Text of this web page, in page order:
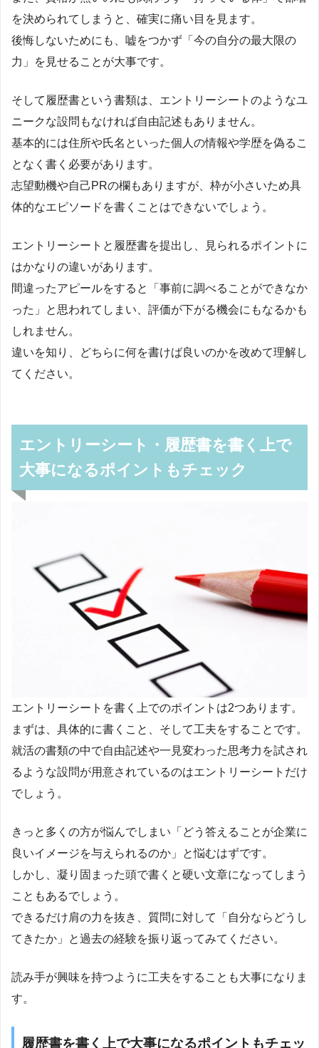
を決められてしまうと、確実に痛い目を見ます。
後悔しないためにも、嘘をつかず「今の自分の最大限の
力」を見せることが大事です。
そして履歴書という書類は、エントリーシートのようなユ
ニークな設問もなければ自由記述もありません。
基本的には住所や氏名といった個人の情報や学歴を偽るこ
となく書く必要があります。
志望動機や自己PRの欄もありますが、枠が小さいため具
体的なエピソードを書くことはできないでしょう。
エントリーシートと履歴書を提出し、見られるポイントに
はかなりの違いがあります。
間違ったアピールをすると「事前に調べることができなか
った」と思われてしまい、評価が下がる機会にもなるかも
しれません。
違いを知り、どちらに何を書けば良いのかを改めて理解し
てください。
エントリーシート・履歴書を書く上で
大事になるポイントもチェック
エントリーシートを書く上でのポイントは2つあります。
まずは、具体的に書くこと、そして工夫をすることです。
就活の書類の中で自由記述や一見変わった思考力を試され
るような設問が用意されているのはエントリーシートだけ
でしょう。
きっと多くの方が悩んでしまい「どう答えることが企業に
良いイメージを与えられるのか」と悩むはずです。
しかし、凝り固まった頭で書くと硬い文章になってしまう
こともあるでしょう。
できるだけ肩の力を抜き、質問に対して「自分ならどうし
てきたか」と過去の経験を振り返ってみてください。
読み手が興味を持つように工夫をすることも大事になりま
す。
履歴書を書く上で大事になるポイントもチェッ